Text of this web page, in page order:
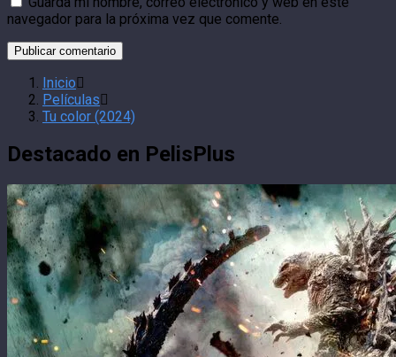
navegador para la próxima vez que comente.
Inicio
Películas
Tu color (2024)
Destacado en PelisPlus